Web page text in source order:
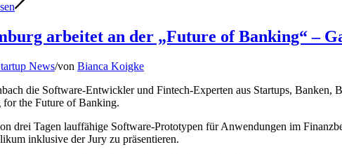
arbeitet an der „Future of Banking“ –
News/von Bianca Koigke
die Software-Entwickler und Fintech-Experten aus Startups, Banken,
the Future of Banking.
drei Tagen lauffähige Software-Prototypen für Anwendungen im
inklusive der Jury zu präsentieren.